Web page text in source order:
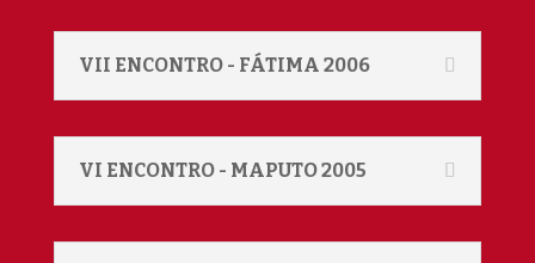
VII ENCONTRO - FÁTIMA 2006
VI ENCONTRO - MAPUTO 2005